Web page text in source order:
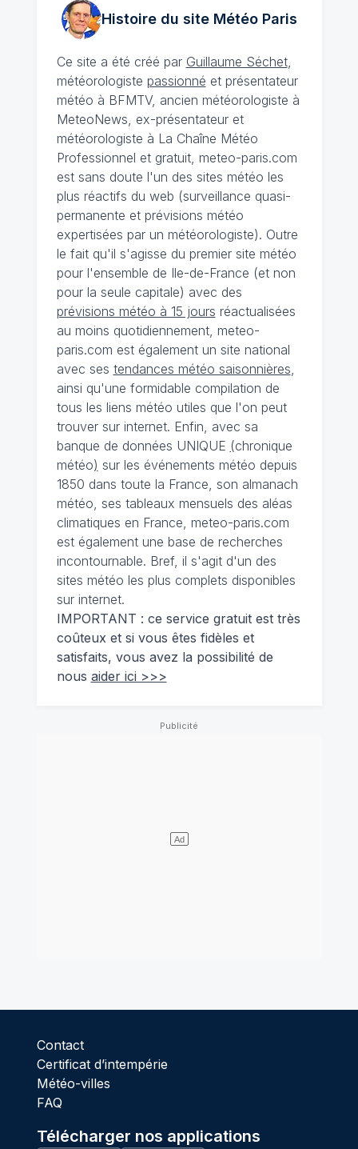
Histoire du site MétéoParis
Ce site a été créé par Guillaume Séchet,
météorologiste passionné et présentateur
météo à BFMTV, ancien météorologiste à
MeteoNews, ex-présentateur et
météorologiste à La Chaîne Météo
Professionnel et gratuit, meteo-paris.com
est sans doute l'un des sites météo les
plus réactifs du web (surveillance quasi-
permanente et prévisions météo
expertisées par un météorologiste). Outre
le fait qu'il s'agisse du premier site météo
pour l'ensemble de Ile-de-France (et non
pour la seule capitale) avec des
prévisions météo à 15 jours réactualisées
au moins quotidiennement, meteo-
paris.com est également un site national
avec ses tendances météo saisonnières,
ainsi qu'une formidable compilation de
tous les liens météo utiles que l'on peut
trouver sur internet. Enfin, avec sa
banque de données UNIQUE (chronique
météo) sur les événements météo depuis
1850 dans toute la France, son almanach
météo, ses tableaux mensuels des aléas
climatiques en France, meteo-paris.com
est également une base de recherches
incontournable. Bref, il s'agit d'un des
sites météo les plus complets disponibles
sur internet.
IMPORTANT : ce service gratuit est très
coûteux et si vous êtes fidèles et
satisfaits, vous avez la possibilité de
nous aider ici >>>
Contact
Certificat d’intempérie
Météo-villes
FAQ
Télécharger nos applications